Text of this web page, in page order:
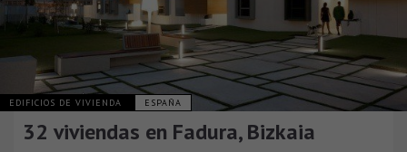
EDIFICIOS DE VIVIENDA ESPAÑA
32 viviendas en Fadura, Bizkaia